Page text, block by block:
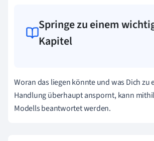
Springe zu einem
Kapitel
Woran das liegen könnte und was Dich zu
Handlung überhaupt anspornt, kann
Modells beantwortet werden.